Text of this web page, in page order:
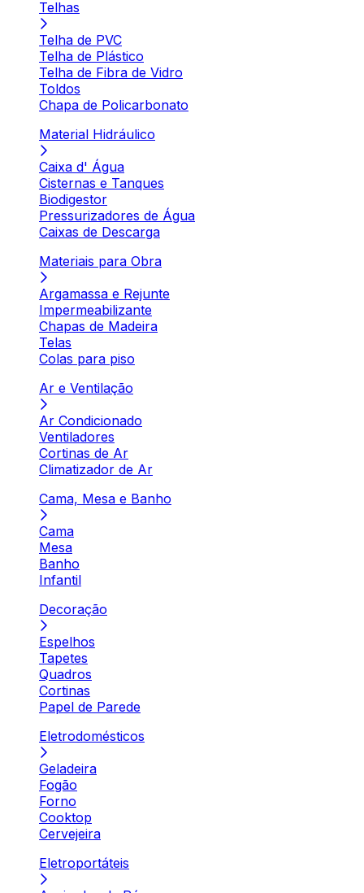
Telhas
Telha de PVC
Telha de Plástico
Telha de Fibra de Vidro
Toldos
Chapa de Policarbonato
Material Hidráulico
Caixa d' Água
Cisternas e Tanques
Biodigestor
Pressurizadores de Água
Caixas de Descarga
Materiais para Obra
Argamassa e Rejunte
Impermeabilizante
Chapas de Madeira
Telas
Colas para piso
Ar e Ventilação
Ar Condicionado
Ventiladores
Cortinas de Ar
Climatizador de Ar
Cama, Mesa e Banho
Cama
Mesa
Banho
Infantil
Decoração
Espelhos
Tapetes
Quadros
Cortinas
Papel de Parede
Eletrodomésticos
Geladeira
Fogão
Forno
Cooktop
Cervejeira
Eletroportáteis